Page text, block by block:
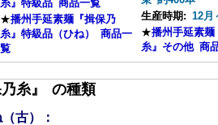
糸』特級品 商品一覧
★播州手延素麺『揖保乃
糸』特級品（ひね） 商品一
覧
生産時期: 12月
★播州手延素麺
糸』その他 商
糸』 の種類
古）：